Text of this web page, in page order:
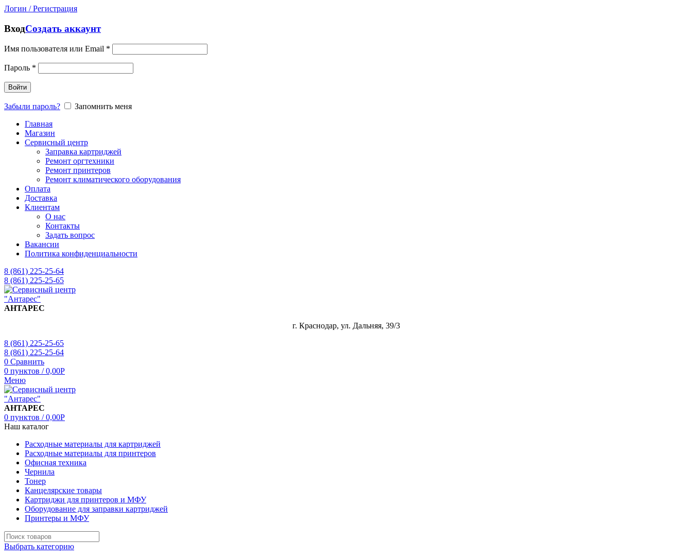
Логин / Регистрация
ВходСоздать аккаунт
Имя пользователя или Email *
Пароль *
Войти
Забыли пароль?
Запомнить меня
Главная
Магазин
Сервисный центр
Заправка картриджей
Ремонт оргтехники
Ремонт принтеров
Ремонт климатического оборудования
Оплата
Доставка
Клиентам
О нас
Контакты
Задать вопрос
Вакансии
Политика конфиденциальности
8 (861) 225-25-64
8 (861) 225-25-65
АНТАРЕС
г. Краснодар, ул. Дальняя, 39/3
8 (861) 225-25-65
8 (861) 225-25-64
0 Сравнить
0 пунктов / 0,00Р
Меню
АНТАРЕС
0 пунктов / 0,00Р
Наш каталог
Расходные материалы для картриджей
Расходные материалы для принтеров
Офисная техника
Чернила
Тонер
Канцелярские товары
Картриджи для принтеров и МФУ
Оборудование для заправки картриджей
Принтеры и МФУ
Выбрать категорию